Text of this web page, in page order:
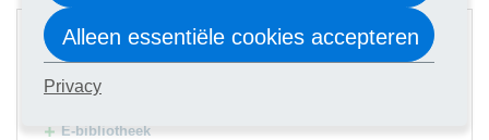
Digitale cursus
Hulp docent
E-bibliotheek
Alleen essentiële cookies accepteren
Privacy